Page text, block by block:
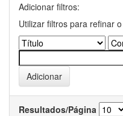
Adicionar filtros:
Utilizar filtros para refinar
Resultados/Página